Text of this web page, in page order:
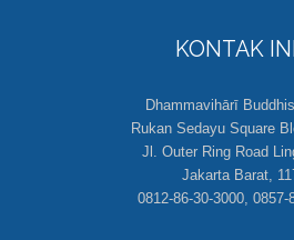
KONTAK
Dhammavihārī
Rukan Sedayu Square
Jl. Outer Ring Road
Jakarta Barat,
0812-86-30-3000, 0857-